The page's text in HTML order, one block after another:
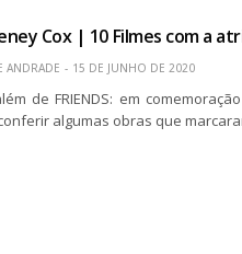
Cox | 10 Filmes com a
ANDRADE 15 DE JUNHO DE 2020
de FRIENDS: em
algumas obras que